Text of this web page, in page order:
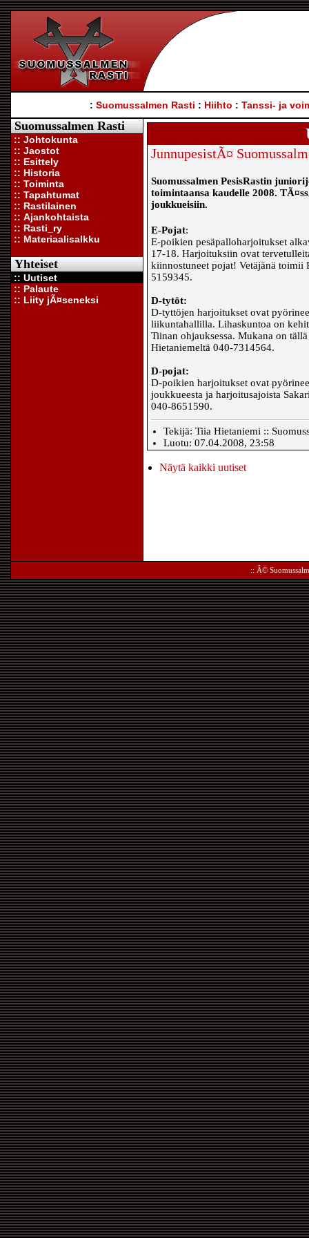
: Suomussalmen Rasti : Hiihto : Tanssi- ja
Suomussalmen Rasti
:: Johtokunta
:: Jaostot
:: Esittely
:: Historia
:: Toiminta
:: Tapahtumat
:: Rastilainen
:: Ajankohtaista
:: Rasti_ry
:: Materiaalisalkku
Yhteiset
:: Uutiset
:: Palaute
:: Liity jÃ¤seneksi
JunnupesistÃ¤
Suomussalmen PesisRastin
toimintaansa kaudelle 2008.
joukkueisiin.
E-Pojat:
E-poikien pesäpalloharjoitukset
17-18. Harjoituksiin ovat
kiinnostuneet pojat! Vetäjänä toimii
5159345.
D-tytöt:
D-tyttöjen harjoitukset ovat
liikuntahallilla. Lihaskuntoa on
Tiinan ohjauksessa. Mukana on
Hietaniemeltä 040-7314564.
D-pojat:
D-poikien harjoitukset ovat
joukkueesta ja harjoitusajoista
040-8651590.
Tekijä: Tiia Hietaniemi ::
Luotu: 07.04.2008, 23:58
Näytä kaikki uutiset
:: Â©